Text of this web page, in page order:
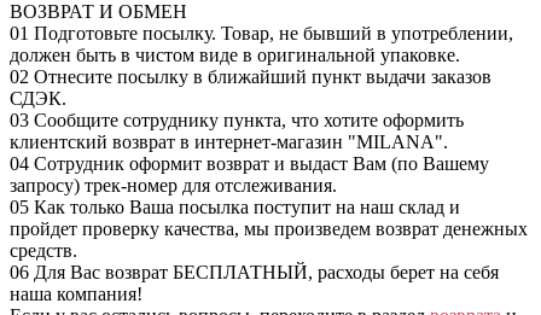
ВОЗВРАТ И ОБМЕН
01 Подготовьте посылку. Товар, не бывший в употреблении,
должен быть в чистом виде в оригинальной упаковке.
02 Отнесите посылку в ближайший пункт выдачи заказов
СДЭК.
03 Сообщите сотруднику пункта, что хотите оформить
клиентский возврат в интернет-магазин "MILANA".
04 Сотрудник оформит возврат и выдаст Вам (по Вашему
запросу) трек-номер для отслеживания.
05 Как только Ваша посылка поступит на наш склад и
пройдет проверку качества, мы произведем возврат денежных
средств.
06 Для Вас возврат БЕСПЛАТНЫЙ, расходы берет на себя
наша компания!